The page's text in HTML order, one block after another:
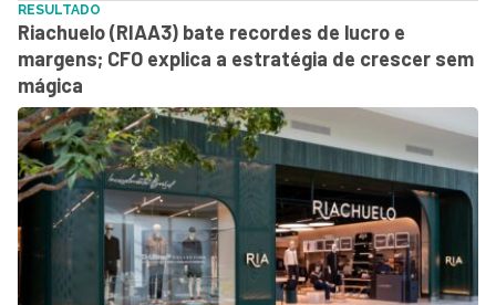
RESULTADO
Riachuelo (RIAA3) bate recordes de lucro e
margens; CFO explica a estratégia de crescer sem
mágica